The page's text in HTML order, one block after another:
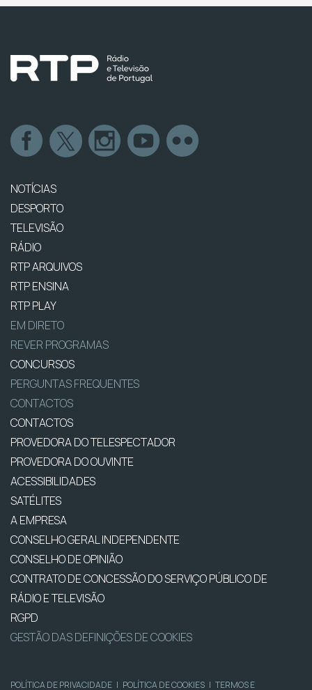
NOTÍCIAS
DESPORTO
TELEVISÃO
RÁDIO
RTP ARQUIVOS
RTP ENSINA
RTP PLAY
EM DIRETO
REVER PROGRAMAS
CONCURSOS
PERGUNTAS FREQUENTES
CONTACTOS
CONTACTOS
PROVEDORA DO TELESPECTADOR
PROVEDORA DO OUVINTE
ACESSIBILIDADES
SATÉLITES
A EMPRESA
CONSELHO GERAL INDEPENDENTE
CONSELHO DE OPINIÃO
CONTRATO DE CONCESSÃO DO SERVIÇO PÚBLICO DE
RÁDIO E TELEVISÃO
RGPD
GESTÃO DAS DEFINIÇÕES DE COOKIES
POLÍTICA DE PRIVACIDADE | POLÍTICA DE COOKIES | TERMOS E